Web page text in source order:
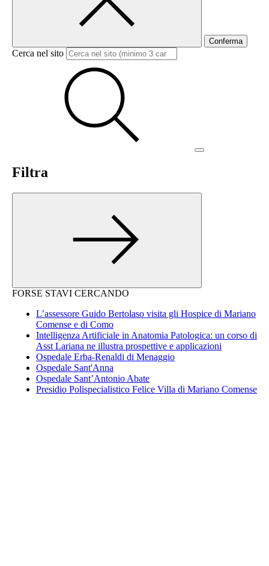
Conferma
Cerca nel sito
Filtra
FORSE STAVI CERCANDO
L’assessore Guido Bertolaso visita gli Hospice di Mariano
Comense e di Como
Intelligenza Artificiale in Anatomia Patologica: un corso di
Asst Lariana ne illustra prospettive e applicazioni
Ospedale Erba-Renaldi di Menaggio
Ospedale Sant'Anna
Ospedale Sant’Antonio Abate
Presidio Polispecialistico Felice Villa di Mariano Comense